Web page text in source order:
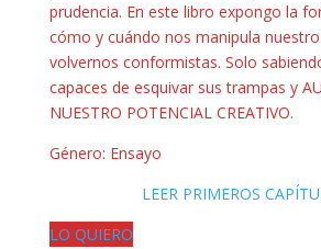
prudencia. En este libro expongo la
cómo y cuándo nos manipula
volvernos conformistas. Solo
capaces de esquivar sus trampas y
NUESTRO POTENCIAL CREATIVO.
Género: Ensayo
LEER PRIMEROS
LO QUIERO